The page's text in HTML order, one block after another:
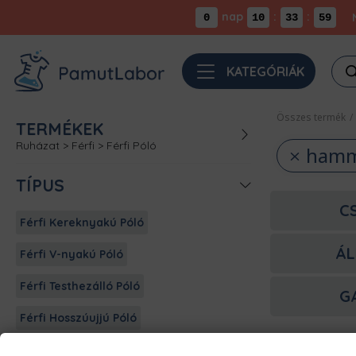
0 nap 10 : 33 : 58
KATEGÓRIÁK
TERMÉKEK
Ruházat > Férfi > Férfi Póló
TÍPUS
Férfi Kereknyakú Póló
Férfi V-nyakú Póló
Férfi Testhezálló Póló
Férfi Hosszúujjú Póló
Összes termék /